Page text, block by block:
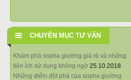
CHUYÊN MỤC TƯ VẤN
Khám phá sopha giường giá rẻ và những
tiện ích sử dụng không ngờ 25.10.2018
Những điểm đột phá của sopha giường